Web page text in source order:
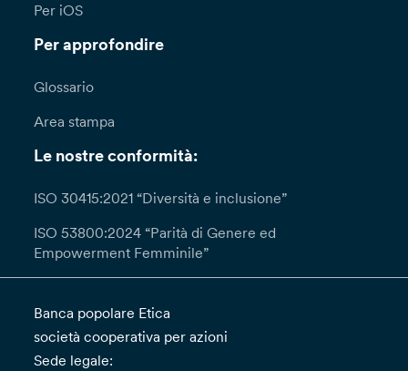
Per iOS
Per approfondire
Glossario
Area stampa
Le nostre conformità:
ISO 30415:2021 “Diversità e inclusione”
ISO 53800:2024 “Parità di Genere ed
Empowerment Femminile”
Banca popolare Etica
società cooperativa per azioni
Sede legale: